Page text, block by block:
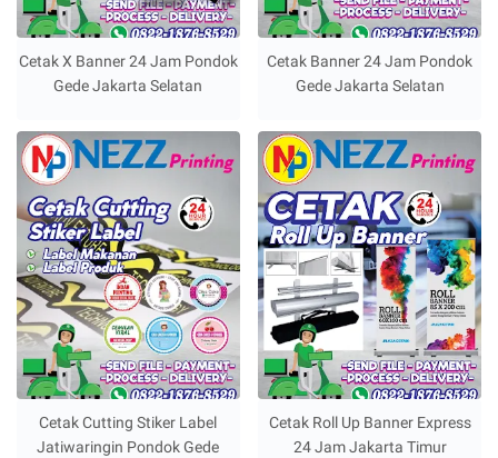
Cetak X Banner 24 Jam Pondok
Gede Jakarta Selatan
Cetak Banner 24 Jam Pondok
Gede Jakarta Selatan
Cetak Cutting Stiker Label
Jatiwaringin Pondok Gede
Cetak Roll Up Banner Express
24 Jam Jakarta Timur